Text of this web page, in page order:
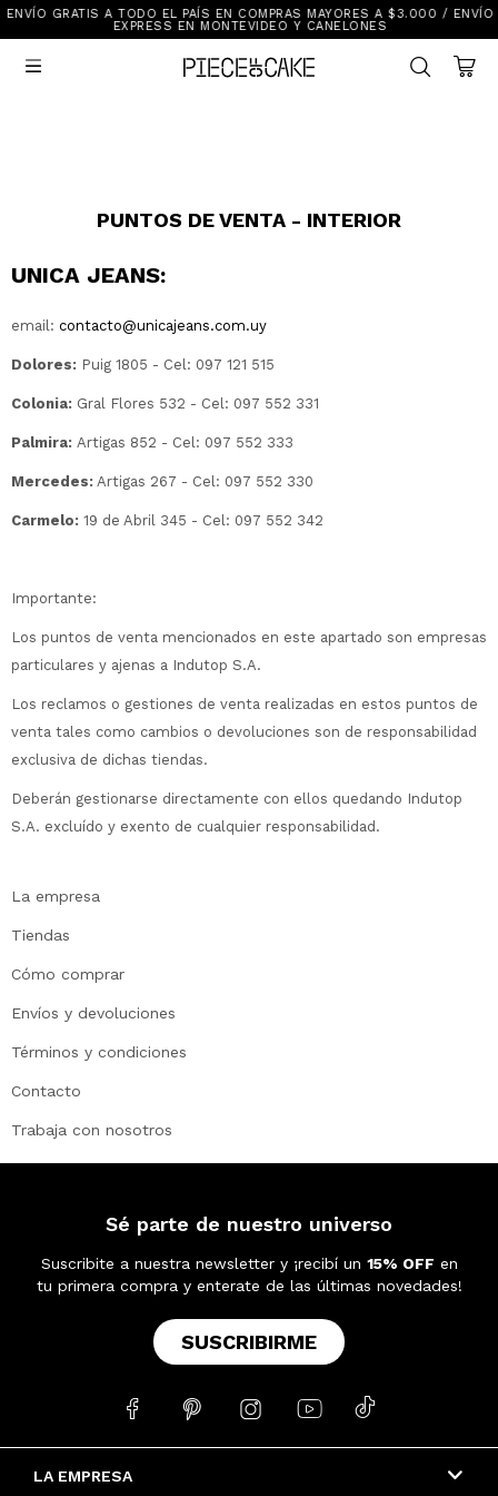
ENVÍO GRATIS A TODO EL PAÍS EN COMPRAS MAYORES A $3.000 / ENVÍO
EXPRESS EN MONTEVIDEO Y CANELONES

PUNTOS DE VENTA - INTERIOR
UNICA JEANS:
email: contacto@unicajeans.com.uy
Dolores: Puig 1805 - Cel: 097 121 515
Colonia: Gral Flores 532 - Cel: 097 552 331
Palmira: Artigas 852 - Cel: 097 552 333
Mercedes: Artigas 267 - Cel: 097 552 330
Carmelo: 19 de Abril 345 - Cel: 097 552 342
Importante:
Los puntos de venta mencionados en este apartado son empresas
particulares y ajenas a Indutop S.A.
Los reclamos o gestiones de venta realizadas en estos puntos de
venta tales como cambios o devoluciones son de responsabilidad
exclusiva de dichas tiendas.
Deberán gestionarse directamente con ellos quedando Indutop
S.A. excluído y exento de cualquier responsabilidad.
La empresa
Tiendas
Cómo comprar
Envíos y devoluciones
Términos y condiciones
Contacto
Trabaja con nosotros
LA EMPRESA
Sé parte de nuestro universo
Suscribite a nuestra newsletter y ¡recibí un 15% OFF en
tu primera compra y enterate de las últimas novedades!
SUSCRIBIRME
    
Sale
New In
Mi cuenta
Ayuda
Tiendas
Ver Todo
Vestimenta